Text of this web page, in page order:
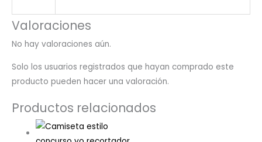
Valoraciones
No hay valoraciones aún.
Solo los usuarios registrados que hayan comprado este
producto pueden hacer una valoración.
Productos relacionados